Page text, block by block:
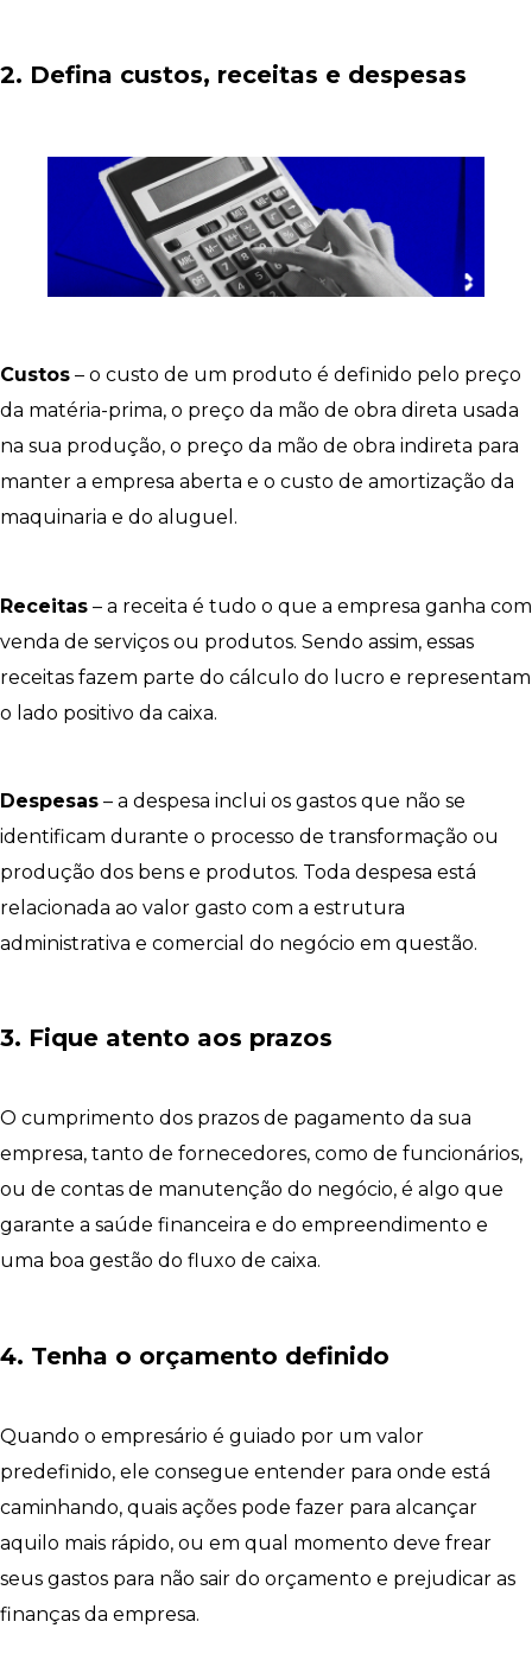
2. Defina custos, receitas e despesas
Custos – o custo de um produto é definido pelo preço
da matéria-prima, o preço da mão de obra direta usada
na sua produção, o preço da mão de obra indireta para
manter a empresa aberta e o custo de amortização da
maquinaria e do aluguel.
Receitas – a receita é tudo o que a empresa ganha com
venda de serviços ou produtos. Sendo assim, essas
receitas fazem parte do cálculo do lucro e representam
o lado positivo da caixa.
Despesas – a despesa inclui os gastos que não se
identificam durante o processo de transformação ou
produção dos bens e produtos. Toda despesa está
relacionada ao valor gasto com a estrutura
administrativa e comercial do negócio em questão.
3. Fique atento aos prazos
O cumprimento dos prazos de pagamento da sua
empresa, tanto de fornecedores, como de funcionários,
ou de contas de manutenção do negócio, é algo que
garante a saúde financeira e do empreendimento e
uma boa gestão do fluxo de caixa.
4. Tenha o orçamento definido
Quando o empresário é guiado por um valor
predefinido, ele consegue entender para onde está
caminhando, quais ações pode fazer para alcançar
aquilo mais rápido, ou em qual momento deve frear
seus gastos para não sair do orçamento e prejudicar as
finanças da empresa.